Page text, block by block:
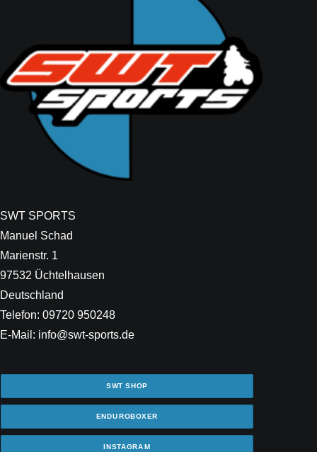
SWT SPORTS
Manuel Schad
Marienstr. 1
97532 Üchtelhausen
Deutschland
Telefon: 09720 950248
E-Mail: info@swt-sports.de
SWT SHOP
ENDUROBOXER
INSTAGRAM